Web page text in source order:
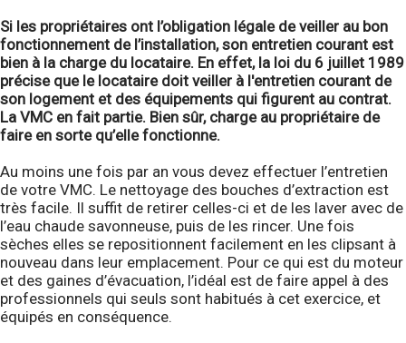
Si les propriétaires ont l’obligation légale de veiller au bon
fonctionnement de l’installation, son entretien courant est
bien à la charge du locataire. En effet, la loi du 6 juillet 1989
précise que le locataire doit veiller à l'entretien courant de
son logement et des équipements qui figurent au contrat.
La VMC en fait partie. Bien sûr, charge au propriétaire de
faire en sorte qu’elle fonctionne.
Au moins une fois par an vous devez effectuer l’entretien
de votre VMC. Le nettoyage des bouches d’extraction est
très facile. Il suffit de retirer celles-ci et de les laver avec de
l’eau chaude savonneuse, puis de les rincer. Une fois
sèches elles se repositionnent facilement en les clipsant à
nouveau dans leur emplacement. Pour ce qui est du moteur
et des gaines d’évacuation, l’idéal est de faire appel à des
professionnels qui seuls sont habitués à cet exercice, et
équipés en conséquence.